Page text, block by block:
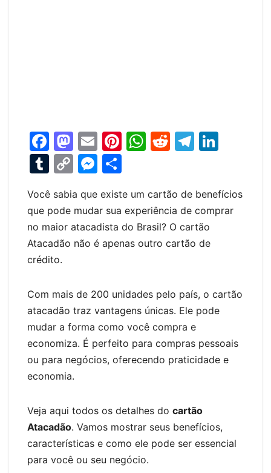
F
a
c
e
b
o
o
M
a
st
o
d
o
E
m
ai
l
Pi
e
st
W
s
A
p
R
di
t
T
gr
a
m
e
dI
T
m
bl
r
C
p
y
Li
M
s
s
e
er
ar
e
Você sabia que existe um cartão de benefícios
que pode mudar sua experiência de comprar
no maior atacadista do Brasil? O cartão
Atacadão não é apenas outro cartão de
crédito.
Com mais de 200 unidades pelo país, o cartão
atacadão traz vantagens únicas. Ele pode
mudar a forma como você compra e
economiza. É perfeito para compras pessoais
ou para negócios, oferecendo praticidade e
economia.
Veja aqui todos os detalhes do cartão
Atacadão. Vamos mostrar seus benefícios,
características e como ele pode ser essencial
para você ou seu negócio.